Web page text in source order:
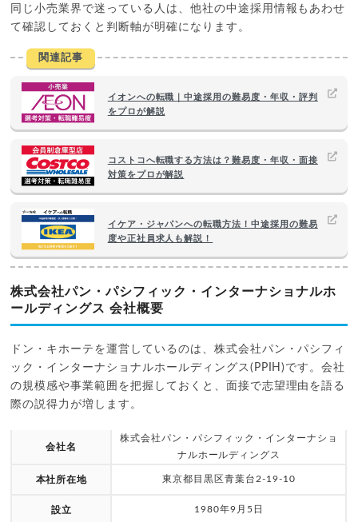
同じ小売業界で迷っている人は、他社の中途採用情報もあわせ
て確認しておくと判断軸が明確になります。
関連記事
イオンへの転職｜中途採用の難易度・年収・評判
をプロが解説
コストコへ転職する方法は？難易度・年収・面接
対策をプロが解説
イケア・ジャパンへの転職方法！中途採用の難易
度や正社員求人も解説！
株式会社パン・パシフィック・インターナショナルホ
ールディングス 会社概要
ドン・キホーテを運営しているのは、株式会社パン・パシフィ
ック・インターナショナルホールディングス(PPIH)です。会社
の規模感や事業範囲を把握しておくと、面接で志望理由を語る
際の説得力が増します。
会社名
株式会社パン・パシフィック・インターナショ
ナルホールディングス
本社所在地 東京都目黒区青葉台2-19-10
設立 1980年9月5日